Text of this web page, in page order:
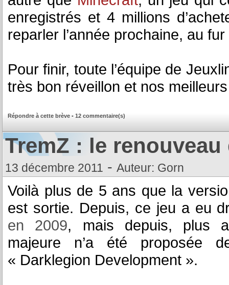
enregistrés et 4 millions
reparler l’année prochaine, au
Pour finir, toute l’équipe de
très bon réveillon et nos
Répondre à cette brève - 12 commentaire(s)
TremZ : le
13 décembre 2011 - Auteur: Gorn
Voilà plus de 5 ans que la
est sortie. Depuis, ce jeu a eu
en 2009, mais depuis, plus
majeure n’a été proposée
« Darklegion Development ».